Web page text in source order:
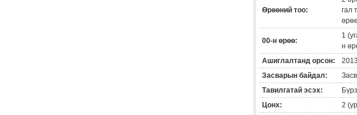
Өрөөний тоо:
гал
00-н өрөө:
1
н
Ашиглалтанд орсон:
2013
Засварын байдал:
Тавилгатай эсэх:
Цонх:
2